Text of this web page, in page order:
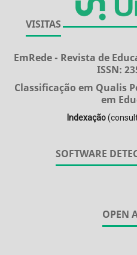
VISITAS
EmRede - Revista de
ISSN:
Classificação em Qualis
em
Indexação
SOFTWARE
OPEN